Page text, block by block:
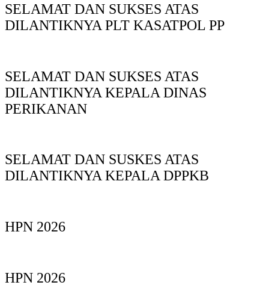
SELAMAT DAN SUKSES ATAS
DILANTIKNYA PLT KASATPOL PP
SELAMAT DAN SUKSES ATAS
DILANTIKNYA KEPALA DINAS
PERIKANAN
SELAMAT DAN SUSKES ATAS
DILANTIKNYA KEPALA DPPKB
HPN 2026
HPN 2026